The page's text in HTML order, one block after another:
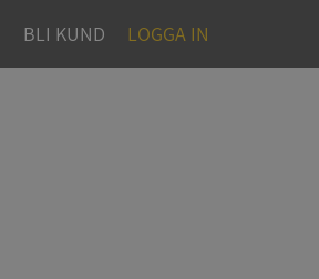
BLI KUND LOGGA IN